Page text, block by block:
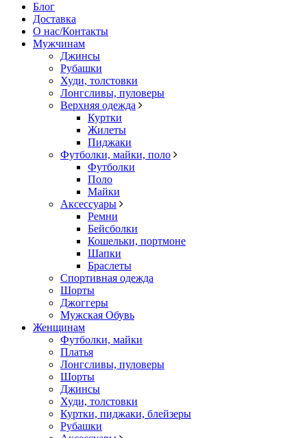
Блог
Доставка
О нас/Контакты
Мужчинам
Джинсы
Рубашки
Худи, толстовки
Лонгсливы, пуловеры
Верхняя одежда
Куртки
Жилеты
Пиджаки
Футболки, майки, поло
Футболки
Поло
Майки
Аксессуары
Ремни
Бейсболки
Кошельки, портмоне
Шапки
Браслеты
Спортивная одежда
Шорты
Джоггеры
Мужская Обувь
Женщинам
Футболки, майки
Платья
Лонгсливы, пуловеры
Шорты
Джинсы
Худи, толстовки
Куртки, пиджаки, блейзеры
Рубашки